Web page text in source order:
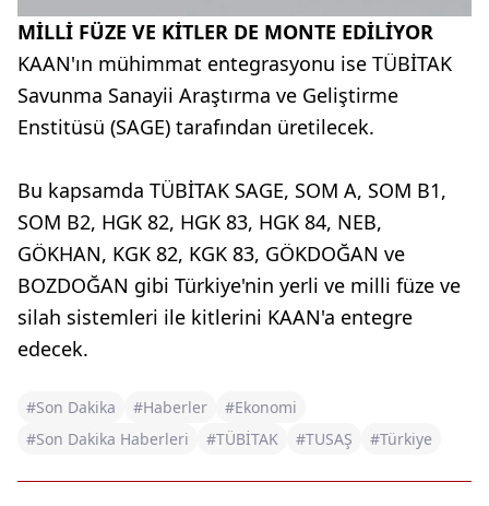
MİLLİ FÜZE VE KİTLER DE MONTE EDİLİYOR
KAAN'ın mühimmat entegrasyonu ise TÜBİTAK
Savunma Sanayii Araştırma ve Geliştirme
Enstitüsü (SAGE) tarafından üretilecek.
Bu kapsamda TÜBİTAK SAGE, SOM A, SOM B1,
SOM B2, HGK 82, HGK 83, HGK 84, NEB,
GÖKHAN, KGK 82, KGK 83, GÖKDOĞAN ve
BOZDOĞAN gibi Türkiye'nin yerli ve milli füze ve
silah sistemleri ile kitlerini KAAN'a entegre
edecek.
#Son Dakika #Haberler
#Ekonomi
#Son Dakika Haberleri
#TÜBİTAK #TUSAŞ #Türkiye